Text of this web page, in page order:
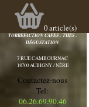
0article(s)
COMMERCE
SPECIALISÉ
TORREFACTION CAFES - THES -
DÉGUSTATION
7 RUE CAMBOURNAC
18700 AUBIGNY / NÈRE
Contactez-nous
Tel:
06.26.69.90.46